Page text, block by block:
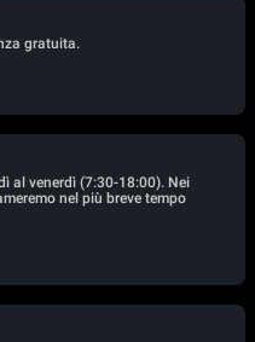
gratuita.
al venerdì (7:30-18:00). Nei
nel più breve tempo